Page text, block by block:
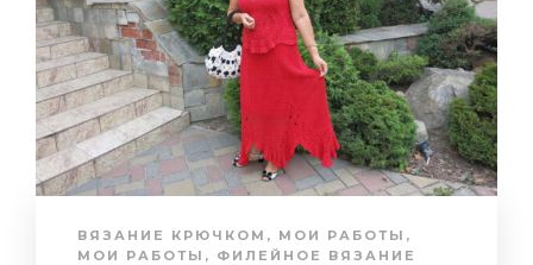
ВЯЗАНИЕ КРЮЧКОМ , МОИ РАБОТЫ ,
МОИ РАБОТЫ , ФИЛЕЙНОЕ ВЯЗАНИЕ